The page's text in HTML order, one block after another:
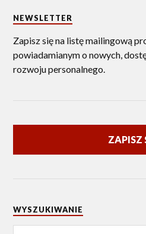
NEWSLETTER
Zapisz się na listę mailingową
powiadamianym o nowych,
rozwoju personalnego.
ZAPISZ
WYSZUKIWANIE